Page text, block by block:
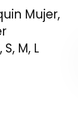
Mujer,
M, L